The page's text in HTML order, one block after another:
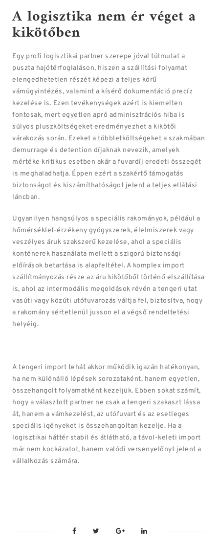
A logisztika nem ér véget a
kikötőben
Egy profi logisztikai partner szerepe jóval túlmutat a
puszta hajótérfoglaláson, hiszen a szállítási folyamat
elengedhetetlen részét képezi a teljes körű
vámügyintézés, valamint a kísérő dokumentáció precíz
kezelése is. Ezen tevékenységek azért is kiemelten
fontosak, mert egyetlen apró adminisztrációs hiba is
súlyos pluszköltségeket eredményezhet a kikötői
várakozás során. Ezeket a többletköltségeket a szakmában
demurrage és detention díjaknak nevezik, amelyek
mértéke kritikus esetben akár a fuvardíj eredeti összegét
is meghaladhatja. Éppen ezért a szakértő támogatás
biztonságot és kiszámíthatóságot jelent a teljes ellátási
láncban.
Ugyanilyen hangsúlyos a speciális rakományok, például a
hőmérséklet-érzékeny gyógyszerek, élelmiszerek vagy
veszélyes áruk szakszerű kezelése, ahol a speciális
konténerek használata mellett a szigorú biztonsági
előírások betartása is alapfeltétel. A komplex import
szállítmányozás része az áru kikötőből történő elszállítása
is, ahol az intermodális megoldások révén a tengeri utat
vasúti vagy közúti utófuvarozás váltja fel, biztosítva, hogy
a rakomány sértetlenül jusson el a végső rendeltetési
helyéig.
A tengeri import tehát akkor működik igazán hatékonyan,
ha nem különálló lépések sorozataként, hanem egyetlen,
összehangolt folyamatként kezeljük. Ebben sokat számít,
hogy a választott partner ne csak a tengeri szakaszt lássa
át, hanem a vámkezelést, az utófuvart és az esetleges
speciális igényeket is összehangoltan kezelje. Ha a
logisztikai háttér stabil és átlátható, a távol-keleti import
már nem kockázatot, hanem valódi versenyelőnyt jelent a
vállalkozás számára.